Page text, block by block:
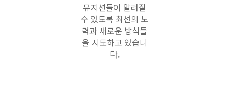
뮤지션들이 알려질
수 있도록 최선의 노
력과 새로운 방식들
을 시도하고 있습니
다.